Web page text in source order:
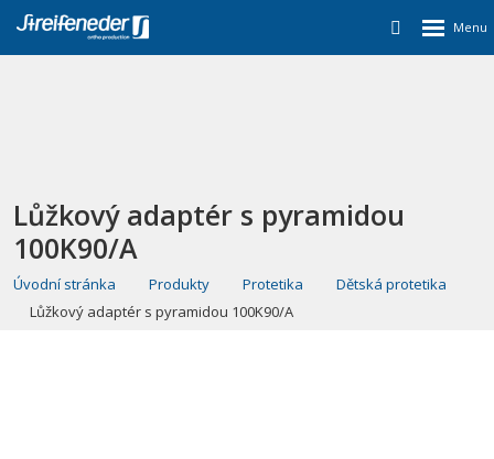
Lůžkový adaptér s pyramidou
100K90/A
Úvodní stránka Produkty Protetika
Dětská protetika
Lůžkový adaptér s pyramidou 100K90/A